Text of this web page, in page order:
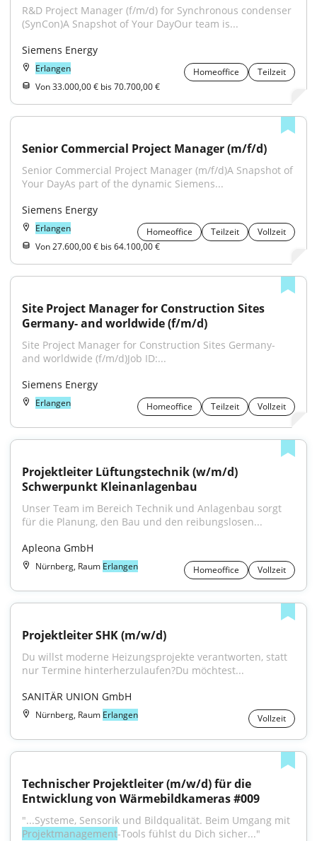
R&D Project Manager (f/m/d) for Synchronous condenser
(SynCon)A Snapshot of Your DayOur team is...
Siemens Energy
Erlangen Homeoffice
Teilzeit
Von 33.000,00 € bis 70.700,00 €
Senior Commercial Project Manager (m/f/d)
Senior Commercial Project Manager (m/f/d)A Snapshot of
Your DayAs part of the dynamic Siemens...
Siemens Energy
Erlangen Homeoffice Teilzeit
Vollzeit
Von 27.600,00 € bis 64.100,00 €
Site Project Manager for Construction Sites
Germany- and worldwide (f/m/d)
Site Project Manager for Construction Sites Germany-
and worldwide (f/m/d)Job ID:...
Siemens Energy
Erlangen Homeoffice Teilzeit Vollzeit
Projektleiter Lüftungstechnik (w/m/d)
Schwerpunkt Kleinanlagenbau
Unser Team im Bereich Technik und Anlagenbau sorgt
für die Planung, den Bau und den reibungslosen...
Apleona GmbH
Nürnberg, Raum Erlangen Homeoffice Vollzeit
Projektleiter SHK (m/w/d)
Du willst moderne Heizungsprojekte verantworten, statt
nur Termine hinterherzulaufen?Du möchtest...
SANITÄR UNION GmbH
Nürnberg, Raum Erlangen Vollzeit
Technischer Projektleiter (m/w/d) für die
Entwicklung von Wärmebildkameras #009
Projektmanagement-Tools fühlst du Dich sicher..."